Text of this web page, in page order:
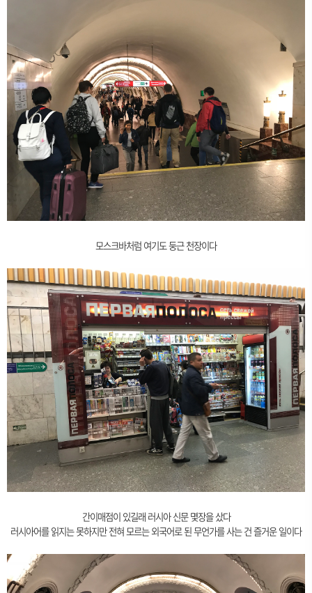
모스크바처럼 여기도 둥근 천장이다
간이매점이 있길래 러시아 신문 몇장을 샀다
러시아어를 읽지는 못하지만 전혀 모르는 외국어로 된 무언가를 사는 건 즐거운 일이다